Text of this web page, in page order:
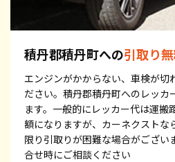
積丹郡積丹町への引取り
エンジンがかからない、車検が切
ださい。積丹郡積丹町へのレッカ
ます。一般的にレッカー代は運搬
額になりますが、カーネクスト
限り引取りが困難な場合がござい
合せ時にご相談ください